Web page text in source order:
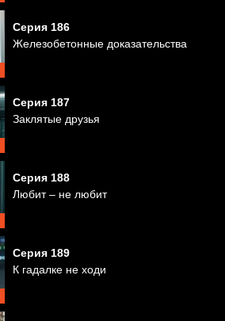
Серия 186
Железобетонные доказательства
Серия 187
Заклятые друзья
Серия 188
Любит – не любит
Серия 189
К гадалке не ходи